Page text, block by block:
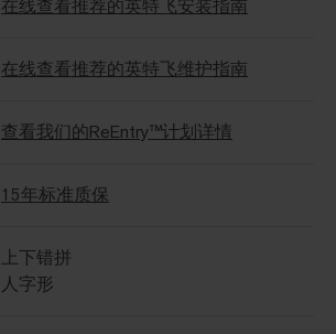
在线查看推荐的英特飞安装指南
在线查看推荐的英特飞维护指南
查看我们的ReEntry™计划详情
15年标准质保
上下错拼
人字形